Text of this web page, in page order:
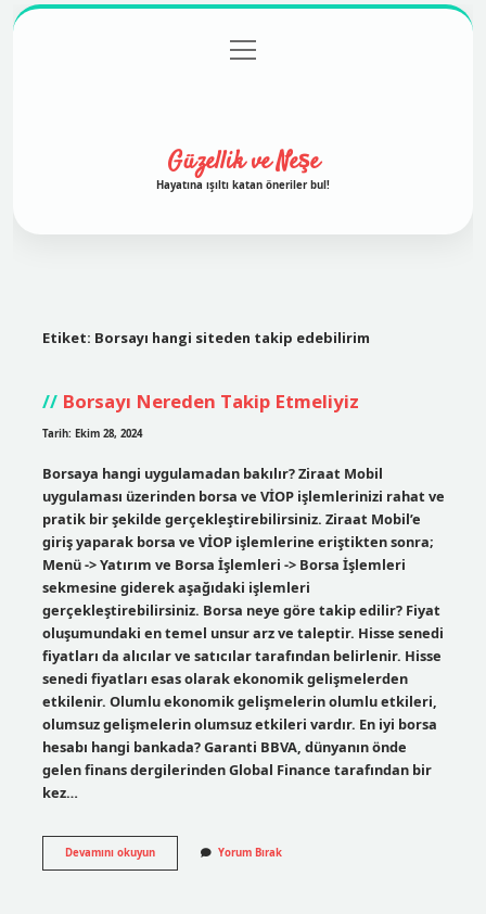
Gizlilik Politikası
menüyü
aç
Güzellik ve Neşe
Hayatına ışıltı katan öneriler bul!
Etiket: Borsayı hangi siteden takip edebilirim
Borsayı Nereden Takip Etmeliyiz
Tarih: Ekim 28, 2024
Borsaya hangi uygulamadan bakılır? Ziraat Mobil
uygulaması üzerinden borsa ve VİOP işlemlerinizi rahat ve
pratik bir şekilde gerçekleştirebilirsiniz. Ziraat Mobil’e
giriş yaparak borsa ve VİOP işlemlerine eriştikten sonra;
Menü -> Yatırım ve Borsa İşlemleri -> Borsa İşlemleri
sekmesine giderek aşağıdaki işlemleri
gerçekleştirebilirsiniz. Borsa neye göre takip edilir? Fiyat
oluşumundaki en temel unsur arz ve taleptir. Hisse senedi
fiyatları da alıcılar ve satıcılar tarafından belirlenir. Hisse
senedi fiyatları esas olarak ekonomik gelişmelerden
etkilenir. Olumlu ekonomik gelişmelerin olumlu etkileri,
olumsuz gelişmelerin olumsuz etkileri vardır. En iyi borsa
hesabı hangi bankada? Garanti BBVA, dünyanın önde
gelen finans dergilerinden Global Finance tarafından bir
kez…
Devamını okuyunBorsayı
Nereden
Yorum Bırak